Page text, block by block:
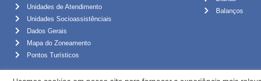
Unidades de Atendimento
Unidades Socioassistênciais
Dados Gerais
Mapa do Zoneamento
Pontos Turísticos
Balanços